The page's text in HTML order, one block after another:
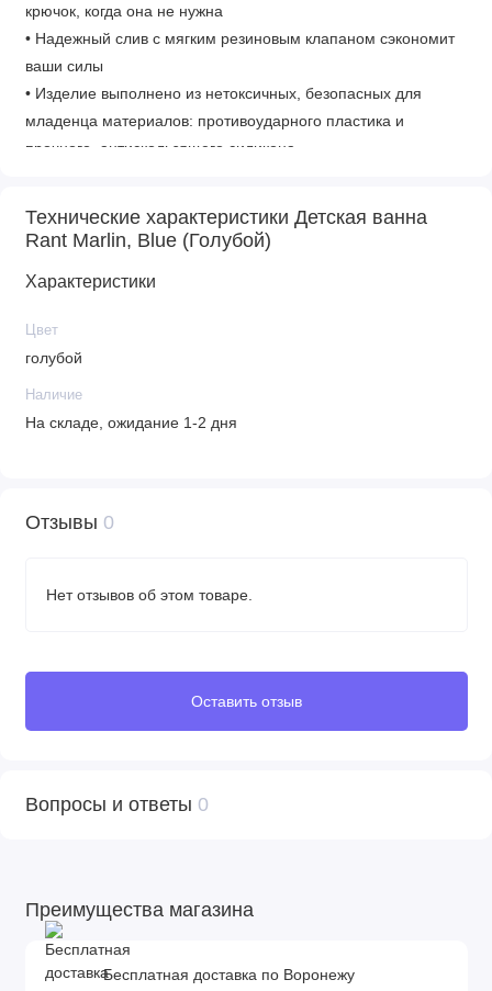
крючок, когда она не нужна
• Надежный слив с мягким резиновым клапаном сэкономит
ваши силы
• Изделие выполнено из нетоксичных, безопасных для
младенца материалов: противоударного пластика и
прочного, антискользящего силикона
• Вес товара: 1.9 кг
• Габариты товара (без упаковки): 83 x 50 x 21 см
*Важная информация!
предварительного уведомления покупателя вносить
изменения в конструкцию, комплектацию или технологию
Технические характеристики Детская ванна
Rant Marlin, Blue (Голубой)
Характеристики
Цвет
голубой
Наличие
На складе, ожидание 1-2 дня
Отзывы 0
Нет отзывов об этом товаре.
Оставить отзыв
Вопросы и ответы 0
Преимущества магазина
Бесплатная доставка по Воронежу